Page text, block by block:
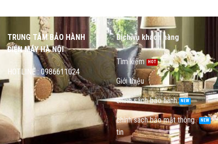
TRUNG TÂM BẢO HÀNH
ĐIỆN MÁY HÀ NỘI
HOTLINE : 0986611024
Dịch vụ khách hàng
Tìm kiếm
Giới thiệu
chính sách bảo hành
chính sách bảo mật thông
tin